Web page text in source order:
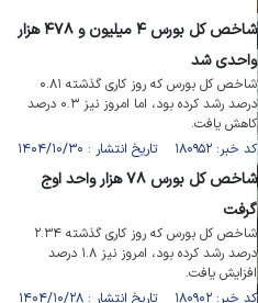
شاخص کل بورس ۴ میلیون و ۴۷۸ هزار
واحدی شد
شاخص کل بورس که روز کاری گذشته ۰.۸۱
درصد رشد کرده بود، اما امروز نیز ۰.۳ درصد
کاهش یافت.
کد خبر: ۱۸۰۹۵۲ تاریخ انتشار : ۱۴۰۴/۱۰/۳۰
شاخص کل بورس ۷۸ هزار واحد اوج
گرفت
شاخص کل بورس که روز کاری گذشته ۲.۳۴
درصد رشد کرده بود، امروز نیز ۱.۸ درصد
افزایش یافت.
کد خبر: ۱۸۰۹۰۲ تاریخ انتشار : ۱۴۰۴/۱۰/۲۸